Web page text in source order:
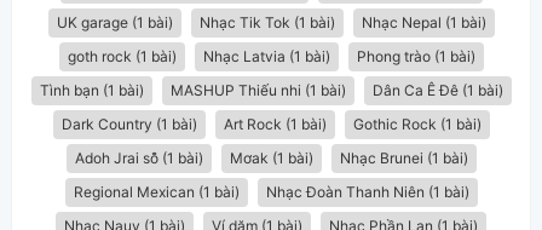
UK garage (1 bài)
Nhạc Tik Tok (1 bài)
Nhạc Nepal (1 bài)
goth rock (1 bài)
Nhạc Latvia (1 bài)
Phong trào (1 bài)
Tình bạn (1 bài)
MASHUP Thiếu nhi (1 bài)
Dân Ca Ê Đê (1 bài)
Dark Country (1 bài)
Art Rock (1 bài)
Gothic Rock (1 bài)
Adoh Jrai sô̆ (1 bài)
Mơak (1 bài)
Nhạc Brunei (1 bài)
Regional Mexican (1 bài)
Nhạc Đoàn Thanh Niên (1 bài)
Nhạc Nauy (1 bài)
Ví dặm (1 bài)
Nhạc Phần Lan (1 bài)